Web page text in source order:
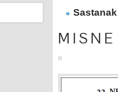
M I S N